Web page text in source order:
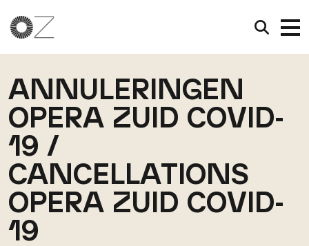
ANNULERINGEN
OPERA ZUID COVID-
19 /
CANCELLATIONS
OPERA ZUID COVID-
19